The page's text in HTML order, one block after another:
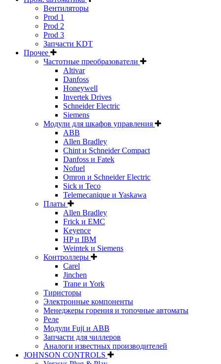
Вентиляторы
Prod 1
Prod 2
Prod 3
Запчасти KDT
Прочее
Частотные преобразователи
Altivar
Danfoss
Honeywell
Invertek Drives
Schneider Electric
Siemens
Модули для шкафов управления
ABB
Allen Bradley
Chint и Schneider Compact
Danfoss и Fatek
Nofuel
Omron и Schneider Electric
Sick и Teco
Telemecanique и Yaskawa
Платы
Allen Bradley
Frick и EMC
Keyence
HP и IBM
Weintek и Siemens
Контроллеры
Carel
Jinchen
Trane и York
Тиристоры
Электронные компоненты
Менеджеры горения и топочные автоматы
Реле
Модули Fuji и ABB
Запчасти для чиллеров
Аналоги известных производителей
JOHNSON CONTROLS